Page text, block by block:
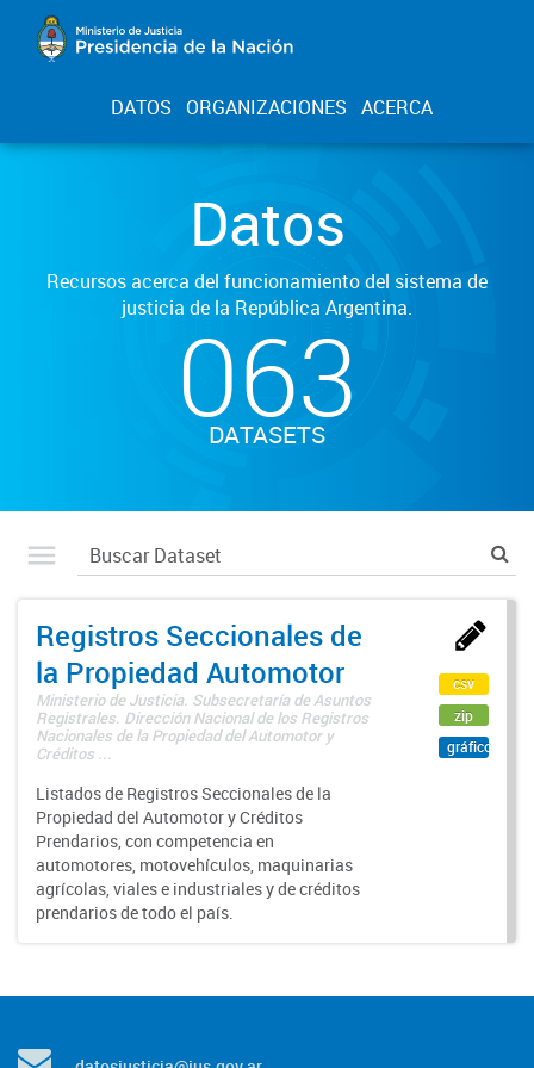
DATOS ORGANIZACIONES ACERCA
Datos
Recursos acerca del funcionamiento del sistema de
justicia de la República Argentina.
063
DATASETS
Registros Seccionales de
la Propiedad Automotor
Ministerio de Justicia. Subsecretaría de Asuntos
Registrales. Dirección Nacional de los Registros
Nacionales de la Propiedad del Automotor y
Créditos ...
Listados de Registros Seccionales de la
Propiedad del Automotor y Créditos
Prendarios, con competencia en
automotores, motovehículos, maquinarias
agrícolas, viales e industriales y de créditos
prendarios de todo el país.
csv
zip
gráfico